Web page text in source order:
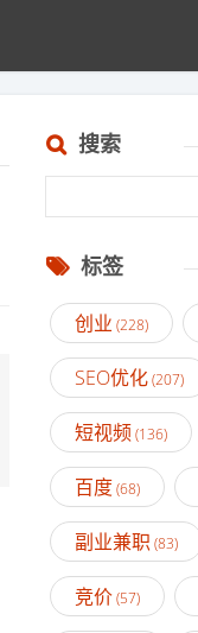
搜索
标签
创业 (228)
SEO优化(207)
短视频(136)
百度(68)
副业兼职 (83)
竞价(57)